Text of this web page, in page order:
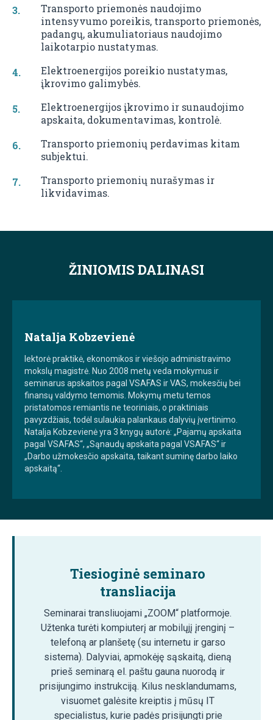
Transporto priemonės naudojimo
intensyvumo poreikis, transporto priemonės,
padangų, akumuliatoriaus naudojimo
laikotarpio nustatymas.
Elektroenergijos poreikio nustatymas,
įkrovimo galimybės.
Elektroenergijos įkrovimo ir sunaudojimo
apskaita, dokumentavimas, kontrolė.
Transporto priemonių perdavimas kitam
subjektui.
Transporto priemonių nurašymas ir
likvidavimas.
ŽINIOMIS DALINASI
Natalja Kobzevienė
lektorė praktikė, ekonomikos ir viešojo administravimo
mokslų magistrė. Nuo 2008 metų veda mokymus ir
seminarus apskaitos pagal VSAFAS ir VAS, mokesčių bei
finansų valdymo temomis. Mokymų metu temos
pristatomos remiantis ne teoriniais, o praktiniais
pavyzdžiais, todėl sulaukia palankaus dalyvių įvertinimo.
Natalja Kobzevienė yra 3 knygų autorė: „Pajamų apskaita
pagal VSAFAS“, „Sąnaudų apskaita pagal VSAFAS“ ir
„Darbo užmokesčio apskaita, taikant suminę darbo laiko
apskaitą“.
Tiesioginė seminaro
transliacija
Seminarai transliuojami „ZOOM“ platformoje.
Užtenka turėti kompiuterį ar mobilųjį įrenginį –
telefoną ar planšetę (su internetu ir garso
sistema). Dalyviai, apmokėję sąskaitą, dieną
prieš seminarą el. paštu gauna nuorodą ir
prisijungimo instrukciją. Kilus nesklandumams,
visuomet galėsite kreiptis į mūsų IT
specialistus, kurie padės prisijungti prie